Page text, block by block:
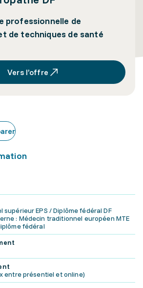
professionnelle de
de techniques de santé
Vers l’offre
supérieur EPS / Diplôme fédéral DF
: Médecin traditionnel européen MTE
fédéral
entre présentiel et online)